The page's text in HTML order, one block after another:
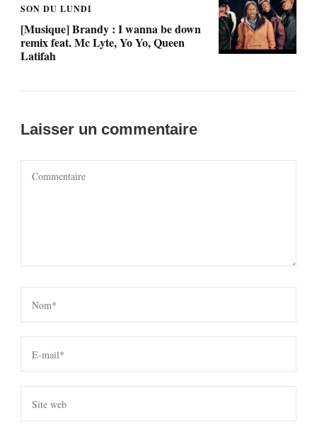
SON DU LUNDI
[Musique] Brandy : I wanna be down
remix feat. Mc Lyte, Yo Yo, Queen
Latifah
Laisser un commentaire